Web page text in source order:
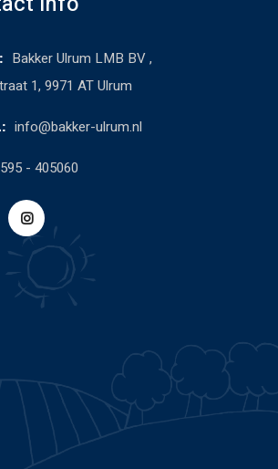
Bakker Ulrum LMB BV ,
1, 9971 AT Ulrum
info@bakker-ulrum.nl
- 405060